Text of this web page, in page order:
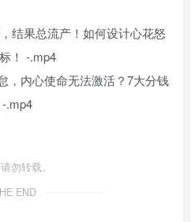
结果总流产！如何设计心花怒
！ -.mp4
，内心使命无法激活？7大分钱
.mp4
勿转载。
END